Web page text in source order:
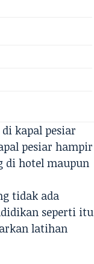
di kapal pesiar
pesiar hampir
di hotel maupun
tidak ada
seperti itu
latihan